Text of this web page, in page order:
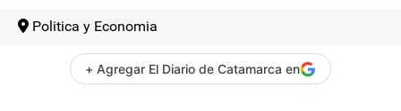
Politica y Economia
+ Agregar El Diario de Catamarca en